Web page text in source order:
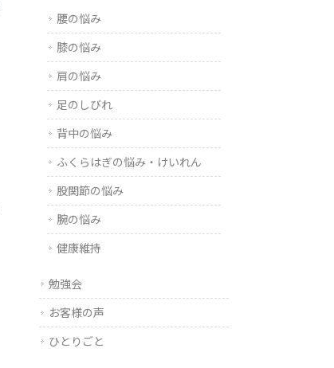
腰の悩み
膝の悩み
肩の悩み
足のしびれ
背中の悩み
ふくらはぎの悩み・けいれん
股関節の悩み
腕の悩み
健康維持
勉強会
お客様の声
ひとりごと